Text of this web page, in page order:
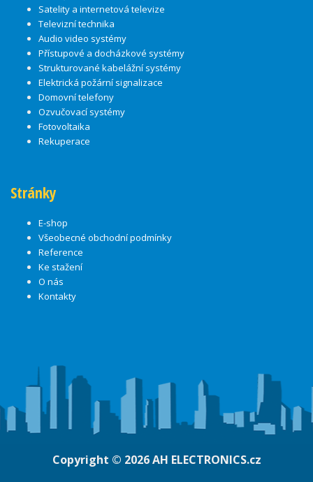
Satelity a internetová televize
Televizní technika
Audio video systémy
Přístupové a docházkové systémy
Strukturované kabelážní systémy
Elektrická požární signalizace
Domovní telefony
Ozvučovací systémy
Fotovoltaika
Rekuperace
Stránky
E-shop
Všeobecné obchodní podmínky
Reference
Ke stažení
O nás
Kontakty
Copyright © 2026AH ELECTRONICS.cz